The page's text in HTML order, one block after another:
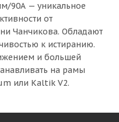
90А — уникальное
от
Чанчикова. Обладают
к истиранию.
и большей
на рамы
или Kaltik V2.